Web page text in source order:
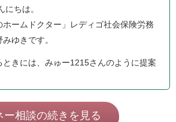
ちは。
ホームドクター」レディゴ社会保険労務
ゆきです。
きには、みゅー1215さんのように提案
ー相談の続きを見る